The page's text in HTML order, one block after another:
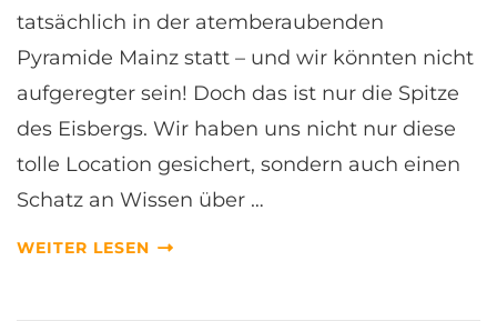
O
N
I
D
E
P
tatsächlich in der atemberaubenden
Pyramide Mainz statt – und wir könnten nicht
aufgeregter sein! Doch das ist nur die Spitze
des Eisbergs. Wir haben uns nicht nur diese
tolle Location gesichert, sondern auch einen
Schatz an Wissen über …
WEITER LESEN